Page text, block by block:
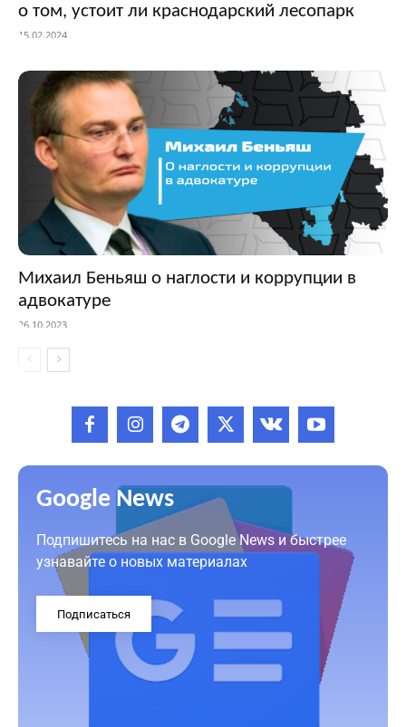
о том, устоит ли краснодарский лесопарк
15.02.2024
Михаил Беньяш о наглости и коррупции в
адвокатуре
26.10.2023
Google News
Подпишитесь на нас в Google News и быстрее
узнавайте о новых материалах
Подписаться